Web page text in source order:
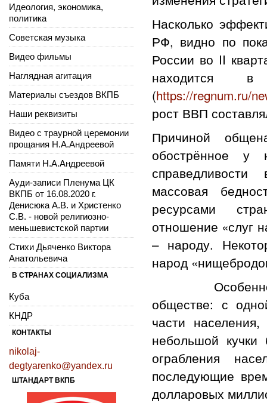
Насколько
РФ, видно по
России во II
находится в
(https://regnum.ru/
рост ВВП
Причиной
обострённое у
массовая
ресурсами
отношение «слуг
– народу.
народ
Особенно
обществе: с
части
небольшой кучки
ограбления
последующие
долларовых
Идеология, экономика,
политика
Советская музыка
Видео фильмы
Наглядная агитация
Материалы съездов ВКПБ
Наши реквизиты
Видео с траурной церемонии
прощания Н.А.Андреевой
Памяти Н.А.Андреевой
Ауди-записи Пленума ЦК
ВКПБ от 16.08.2020 г.
Денисюка А.В. и Христенко
С.В. - новой религиозно-
меньшевистской партии
Стихи Дьяченко Виктора
Анатольевича
В СТРАНАХ СОЦИАЛИЗМА
Куба
КНДР
КОНТАКТЫ
nikolaj-
degtyarenko@yandex.ru
ШТАНДАРТ ВКПБ